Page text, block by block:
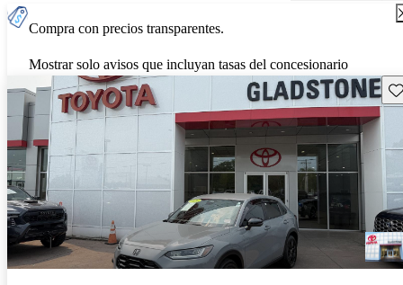
Compra con precios transparentes.
Mostrar solo avisos que incluyan tasas del concesionario